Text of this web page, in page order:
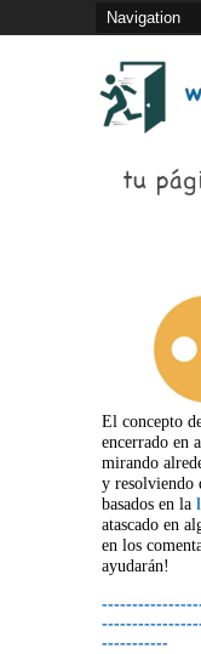
El concepto
encerrado en
mirando
y resolviendo
basados en la
atascado en
en los
ayudarán!
-----------